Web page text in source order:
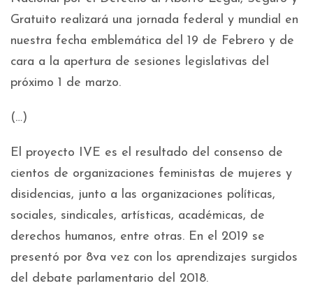
Gratuito realizará una jornada federal y mundial en
nuestra fecha emblemática del 19 de Febrero y de
cara a la apertura de sesiones legislativas del
próximo 1 de marzo.
(…)
El proyecto IVE es el resultado del consenso de
cientos de organizaciones feministas de mujeres y
disidencias, junto a las organizaciones políticas,
sociales, sindicales, artísticas, académicas, de
derechos humanos, entre otras. En el 2019 se
presentó por 8va vez con los aprendizajes surgidos
del debate parlamentario del 2018.